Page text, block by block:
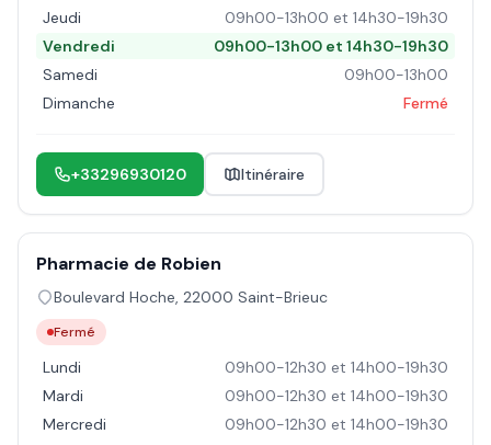
Jeudi
09h00-13h00 et 14h30-19h30
Vendredi
09h00-13h00 et 14h30-19h30
Samedi
09h00-13h00
Dimanche
Fermé
+33296930120 Itinéraire
Pharmacie de Robien
Boulevard Hoche, 22000 Saint-Brieuc
Fermé
Lundi
09h00-12h30 et 14h00-19h30
Mardi
09h00-12h30 et 14h00-19h30
Mercredi
09h00-12h30 et 14h00-19h30